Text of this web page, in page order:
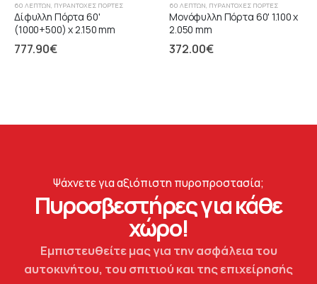
60 ΛΕΠΤΏΝ, ΠΥΡΆΝΤΟΧΕΣ ΠΌΡΤΕΣ
Δίφυλλη Πόρτα 60'
(1000+500) x 2.150 mm
777.90€
60 ΛΕΠΤΏΝ, ΠΥΡΆΝΤΟΧΕΣ ΠΌΡΤΕΣ
Μονόφυλλη Πόρτα 60' 1.100 x
2.050 mm
372.00€
Ψάχνετε για αξιόπιστη πυροπροστασία;
Πυροσβεστήρες για κάθε
χώρο!
Εμπιστευθείτε μας για την ασφάλεια του
αυτοκινήτου, του σπιτιού και της επιχείρησής